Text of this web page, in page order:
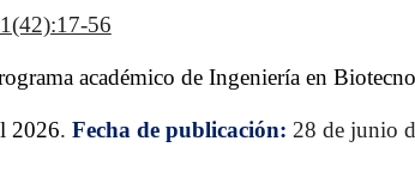
56
académico de Ingeniería en
2026. Fecha de publicación: 28 de junio